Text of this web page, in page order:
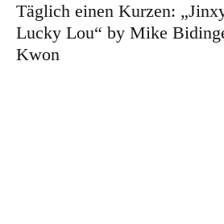
Täglich einen Kurzen:
Lucky Lou“ by Mike
Kwon